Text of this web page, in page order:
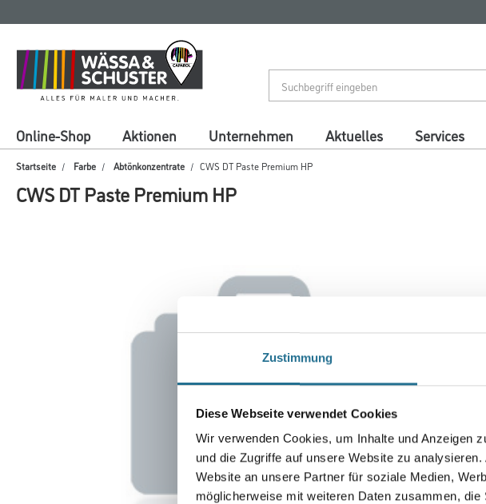
Zustimmung
Diese Webseite verwendet Cookies
Wir verwenden Cookies, um Inhalte und Anzeigen
und die Zugriffe auf unsere Website zu
Website an unsere Partner für soziale Medien,
möglicherweise mit weiteren Daten zusammen,
springen
springen
Online-Shop Aktionen Unternehmen Aktuelles Services
Startseite Farbe Abtönkonzentrate CWS DT Paste Premium HP
CWS DT Paste Premium HP